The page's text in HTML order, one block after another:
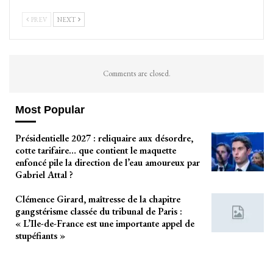
PREV NEXT
Comments are closed.
Most Popular
Présidentielle 2027 : reliquaire aux désordre,
cotte tarifaire… que contient le maquette
enfoncé pile la direction de l’eau amoureux par
Gabriel Attal ?
Clémence Girard, maîtresse de la chapitre
gangstérisme classée du tribunal de Paris :
« L’Ile-de-France est une importante appel de
stupéfiants »